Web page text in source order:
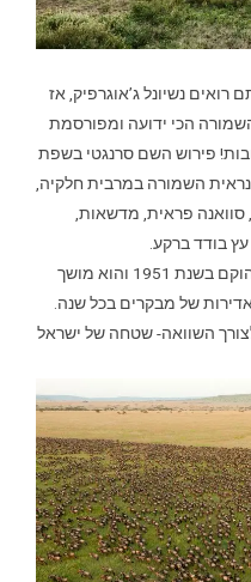
נשיונל ג’אוגרפיק, אז
הכי ידועה ומפורסמת
פירוש השם סרנגטי בשפת
השמורה במרבית חלקיה,
סוואנה פראית, מדשאות,
בודד ברקע.
הפארק הוא ספינת הדגל של טנזניה, הוקם בשנת 1951 והוא מושך
של מבקרים בכל שנה.
– 14,750 קמ”ר! (לצורך השוואה- שטחה של ישראל